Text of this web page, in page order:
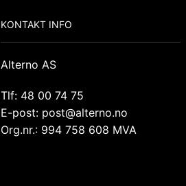
KONTAKT INFO
Alterno AS
Tlf: 48 00 74 75
E-post: post@alterno.no
Org.nr.: 994 758 608 MVA